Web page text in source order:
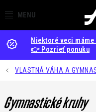
na
OBCHOD
ZARIAĎOVANIE GYMOV
Niektoré veci
👉 Pozrieť ponuku
VLASTNÁ VÁHA A
Gymnastické kruhy